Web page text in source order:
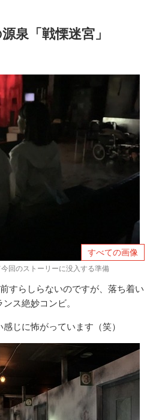
泉「戦慄迷宮」
すべての画像
回のストーリーに没入する準備
すらしらないのですが、落ち着い
ス絶妙コンビ。
じに怖がっています（笑）